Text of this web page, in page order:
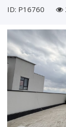
ID: P16760